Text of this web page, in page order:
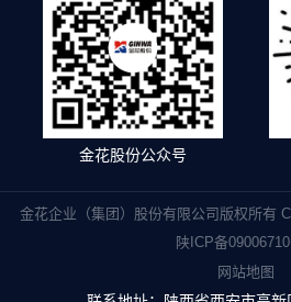
金花股份公众号
金花企业（集团）股份有限公司版权所有
陕ICP备09006710
网站地图